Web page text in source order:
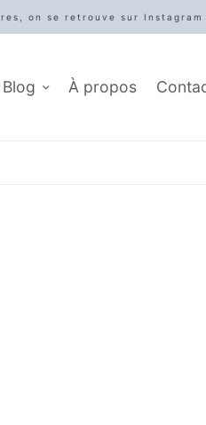
on se retrouve sur Instagram
Blog À propos